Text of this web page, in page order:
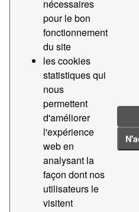
nécessaires
pour le bon
fonctionnement
du site
les cookies
statistiques qui
nous
permettent
d'améliorer
l'expérience
web en
analysant la
façon dont nos
utilisateurs le
visitent
Filter Results
Statistiques du trafic
et présentation de la
Données statistiques sur le
nature et présentation des
437) du port de Barcelone
CSV
Statistiques du trafic
conteneur
Données statistiques du
conteneur du Port de